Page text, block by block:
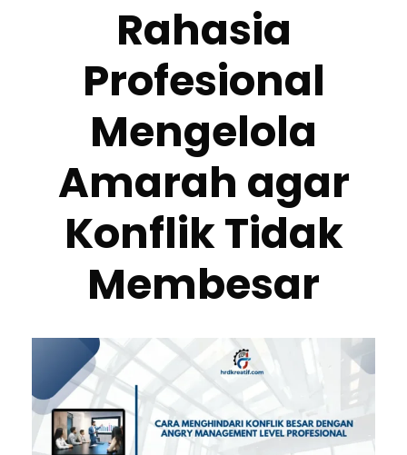
Rahasia
Profesional
Mengelola
Amarah agar
Konflik Tidak
Membesar